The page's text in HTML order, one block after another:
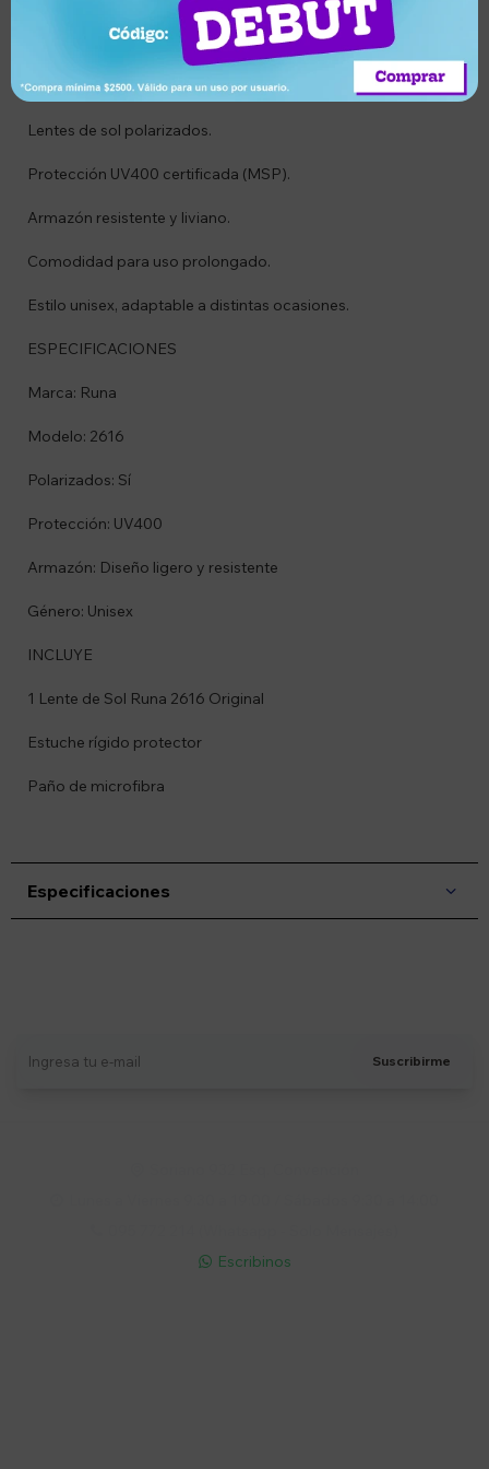
Incluyen estuche rígido y paño de microfibra, lo que asegura
su correcto cuidado y conservación.
CARACTERÍSTICAS
Lentes de sol polarizados.
Protección UV400 certificada (MSP).
Armazón resistente y liviano.
Comodidad para uso prolongado.
Estilo unisex, adaptable a distintas ocasiones.
ESPECIFICACIONES
Marca: Runa
Modelo: 2616
Polarizados: Sí
Protección: UV400
Armazón: Diseño ligero y resistente
Género: Unisex
INCLUYE
1 Lente de Sol Runa 2616 Original
Estuche rígido protector
Paño de microfibra
Especificaciones
Suscribirme
 Escribinos